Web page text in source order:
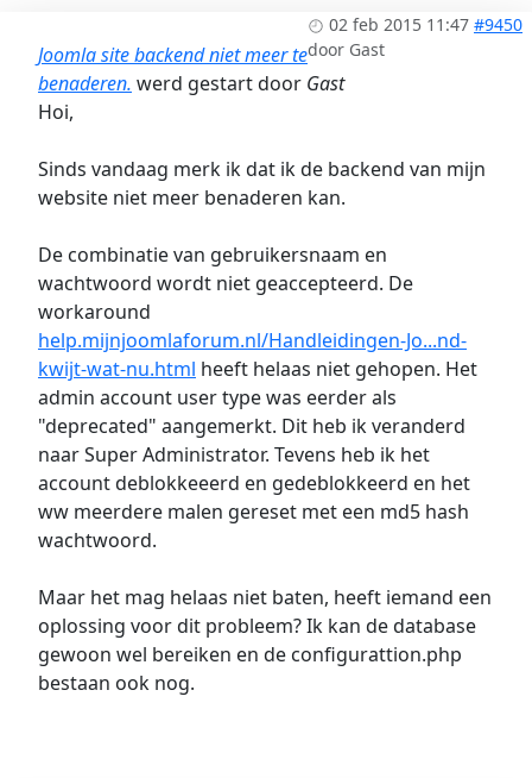
02 feb 2015 11:47 #9450
door Gast
Joomla site backend niet meer te
benaderen. werd gestart door Gast
Hoi,
Sinds vandaag merk ik dat ik de backend van mijn
website niet meer benaderen kan.
De combinatie van gebruikersnaam en
wachtwoord wordt niet geaccepteerd. De
workaround
help.mijnjoomlaforum.nl/Handleidingen-Jo...nd-
kwijt-wat-nu.html heeft helaas niet gehopen. Het
admin account user type was eerder als
"deprecated" aangemerkt. Dit heb ik veranderd
naar Super Administrator. Tevens heb ik het
account deblokkeeerd en gedeblokkeerd en het
ww meerdere malen gereset met een md5 hash
wachtwoord.
Maar het mag helaas niet baten, heeft iemand een
oplossing voor dit probleem? Ik kan de database
gewoon wel bereiken en de configurattion.php
bestaan ook nog.